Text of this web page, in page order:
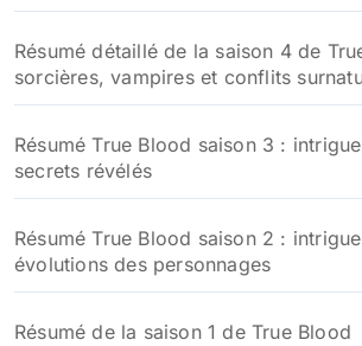
Résumé détaillé de la saison 4 de
sorcières, vampires et conflits
Résumé True Blood saison 3 :
secrets révélés
Résumé True Blood saison 2 :
évolutions des personnages
Résumé de la saison 1 de True Blood